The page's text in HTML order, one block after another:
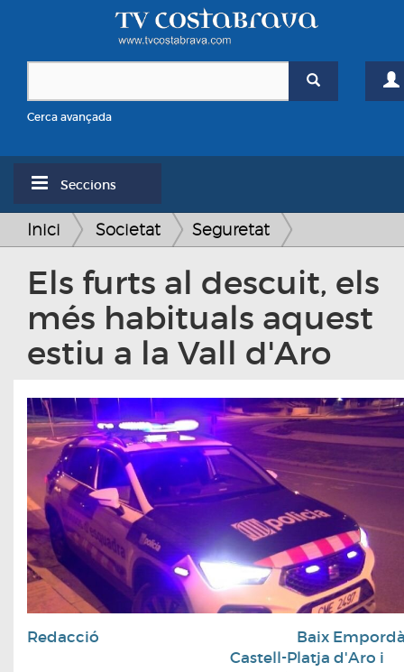
Cerca avançada
Seccions
Inici Societat Seguretat
Els furts al descuit, els
més habituals aquest
estiu a la Vall d'Aro
Redacció
Baix
Castell-Platja d'Aro i